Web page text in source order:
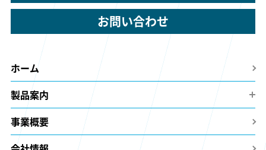
お問い合わせ
ホーム
製品案内
事業概要